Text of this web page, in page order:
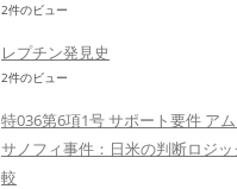
2件のビュー
レプチン発見史
2件のビュー
特036第6項1号 サポート要件 ア
サノフィ事件：日米の判断ロジ
較